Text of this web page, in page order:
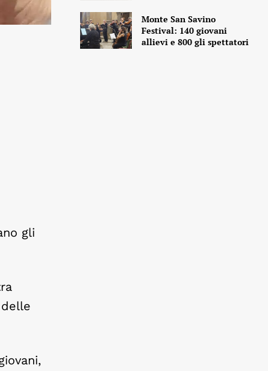
gli
Monte San Savino
Festival: 140 giovani
allievi e 800 gli spettatori